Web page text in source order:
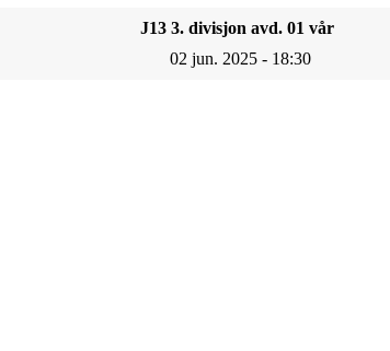
J13 3. divisjon avd. 01 vår
02 jun. 2025 - 18:30